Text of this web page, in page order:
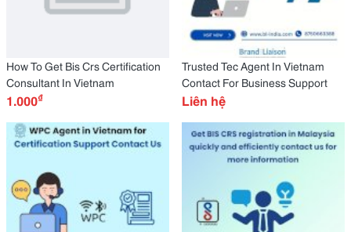
How To Get Bis Crs Certification
Consultant In Vietnam
1.000₫
Trusted Tec Agent In Vietnam
Contact For Business Support
Liên hệ